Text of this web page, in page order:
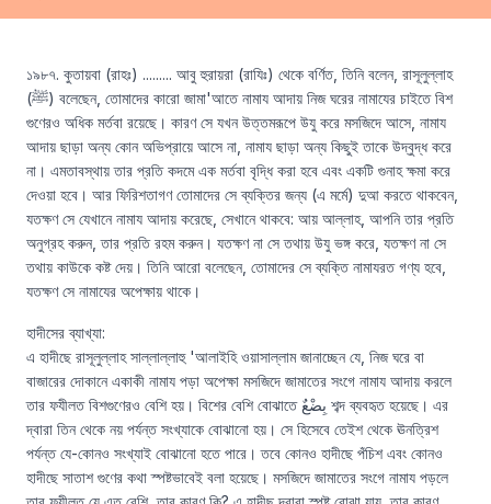
১৯৮৭. কুতায়বা (রাহঃ) ......... আবু হুরায়রা (রাযিঃ) থেকে বর্ণিত, তিনি বলেন, রাসূলুল্লাহ
(ﷺ) বলেছেন, তোমাদের কারো জামা'আতে নামায আদায় নিজ ঘরের নামাযের চাইতে বিশ
গুণেরও অধিক মর্তবা রয়েছে। কারণ সে যখন উত্তমরূপে উযু করে মসজিদে আসে, নামায
আদায় ছাড়া অন্য কোন অভিপ্রায়ে আসে না, নামায ছাড়া অন্য কিছুই তাকে উদ্বুদ্ধ করে
না। এমতাবস্থায় তার প্রতি কদমে এক মর্তবা বৃদ্ধি করা হবে এবং একটি গুনাহ ক্ষমা করে
দেওয়া হবে। আর ফিরিশতাগণ তোমাদের সে ব্যক্তির জন্য (এ মর্মে) দুআ করতে থাকবেন,
যতক্ষণ সে যেখানে নামায আদায় করেছে, সেখানে থাকবে: আয় আল্লাহ, আপনি তার প্রতি
অনুগ্রহ করুন, তার প্রতি রহম করুন। যতক্ষণ না সে তথায় উযু ভঙ্গ করে, যতক্ষণ না সে
তথায় কাউকে কষ্ট দেয়। তিনি আরো বলেছেন, তোমাদের সে ব্যক্তি নামাযরত গণ্য হবে,
যতক্ষণ সে নামাযের অপেক্ষায় থাকে।
হাদীসের ব্যাখ্যা:
এ হাদীছে রাসূলুল্লাহ সাল্লাল্লাহু 'আলাইহি ওয়াসাল্লাম জানাচ্ছেন যে, নিজ ঘরে বা
বাজারের দোকানে একাকী নামায পড়া অপেক্ষা মসজিদে জামাতের সংগে নামায আদায় করলে
তার ফযীলত বিশগুণেরও বেশি হয়। বিশের বেশি বোঝাতে بِضْعٌ শব্দ ব্যবহৃত হয়েছে। এর
দ্বারা তিন থেকে নয় পর্যন্ত সংখ্যাকে বোঝানো হয়। সে হিসেবে তেইশ থেকে ঊনত্রিশ
পর্যন্ত যে-কোনও সংখ্যাই বোঝানো হতে পারে। তবে কোনও হাদীছে পঁচিশ এবং কোনও
হাদীছে সাতাশ গুণের কথা স্পষ্টভাবেই বলা হয়েছে। মসজিদে জামাতের সংগে নামায পড়লে